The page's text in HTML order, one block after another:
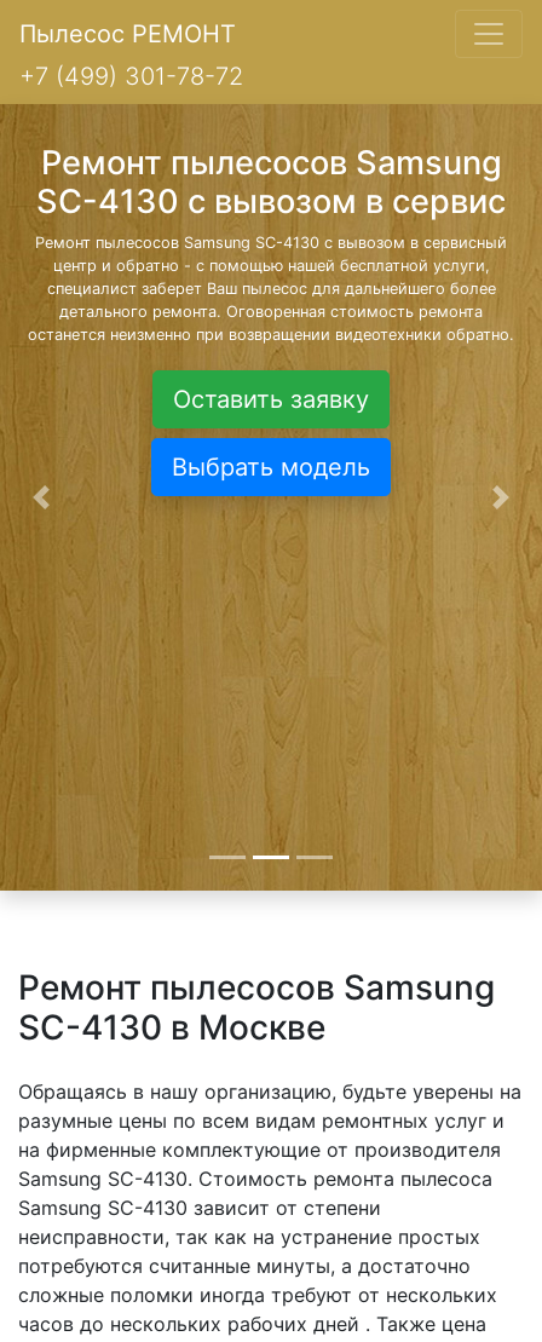
Пылесос РЕМОНТ
+7 (499) 301-78-72
Ремонт пылесосов Samsung
SC-4130 с вывозом в сервис
Ремонт пылесосов Samsung SC-4130 с вывозом в сервисный
центр и обратно - с помощью нашей бесплатной услуги,
специалист заберет Ваш пылесос для дальнейшего более
детального ремонта. Оговоренная стоимость ремонта
останется неизменно при возвращении видеотехники обратно.
Оставить заявку
Выбрать модель
Предыдущая
Ремонт пылесосов Samsung
SC-4130 в Москве
Обращаясь в нашу организацию, будьте уверены на
разумные цены по всем видам ремонтных услуг и
на фирменные комплектующие от производителя
Samsung SC-4130. Стоимость ремонта пылесоса
Samsung SC-4130 зависит от степени
неисправности, так как на устранение простых
потребуются считанные минуты, а достаточно
сложные поломки иногда требуют от нескольких
часов до нескольких рабочих дней . Также цена